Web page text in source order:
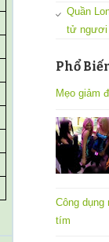
Quần
tử ngươi
Phổ
Mẹo giảm
Công
tím